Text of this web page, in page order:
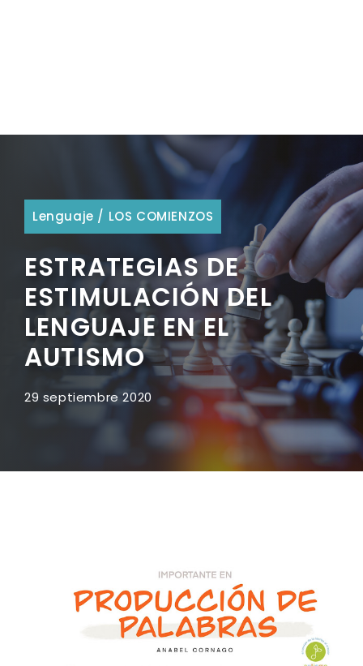
Lenguaje / LOS COMIENZOS
ESTRATEGIAS DE
ESTIMULACIÓN DEL
LENGUAJE EN EL
AUTISMO
29 septiembre 2020